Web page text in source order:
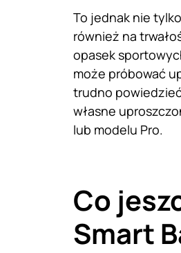
To jednak nie
również na
opasek
może próbować
trudno
własne
lub modelu Pro.
Co
Smart